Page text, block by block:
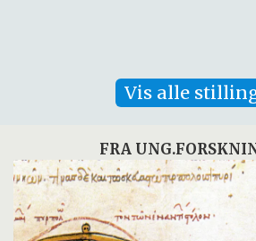
Vis alle
FRA